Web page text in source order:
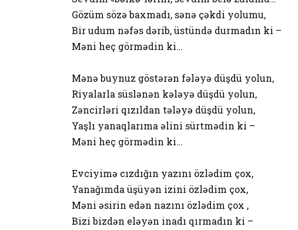
Gözüm sözə baxmadı, sənə çəkdi yolumu,
Bir udum nəfəs dərib, üstündə durmadın ki –
Məni heç görmədin ki…
Mənə buynuz göstərən fələyə düşdü yolun,
Riyalarla süslənən kələyə düşdü yolun,
Zəncirləri qızıldan tələyə düşdü yolun,
Yaşlı yanaqlarıma əlini sürtmədin ki –
Məni heç görmədin ki…
Evciyimə cızdığın yazını özlədim çox,
Yanağımda üşüyən izini özlədim çox,
Məni əsirin edən nazını özlədim çox ,
Bizi bizdən eləyən inadı qırmadın ki –